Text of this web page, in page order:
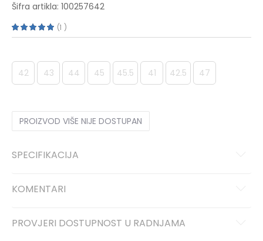
Šifra artikla: 100257642
1
42 43 44 45 45.5 41 42.5 47
PROIZVOD VIŠE NIJE DOSTUPAN
SPECIFIKACIJA
KOMENTARI
PROVJERI DOSTUPNOST U RADNJAMA